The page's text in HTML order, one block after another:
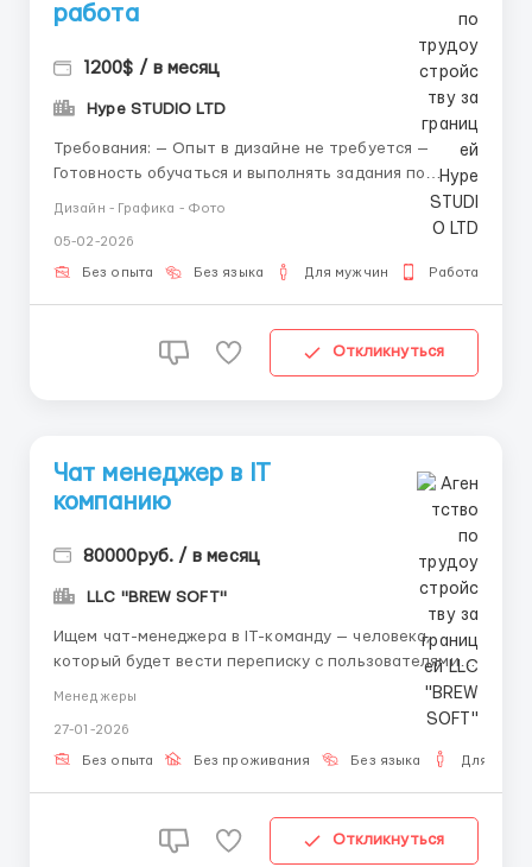
работа
1200$ / в месяц
Hype STUDIO LTD
Требования: — Опыт в дизайне не требуется —
Готовность обучаться и выполнять задания по
ноутбука — Ответственность и соблюдение сроков
Где работать? — Удалённо — Работа из любой
точки мира при наличии...
Дизайн - Графика - Фото
05-02-2026
Без опыта Без языка Для мужчин Работа с
Откликнуться
Чат менеджер в IT
компанию
80000руб. / в месяц
LLC "BREW SOFT"
Ищем чат-менеджера в IT-команду — человека,
который будет вести переписку с пользователями и
сообщениях: без стресса, всё по инструкциям На
этой должности вы получаете: ● Удалённую работу
(нужен ПК/ноутбук + стабильный интернет) ● Можно
Менеджеры
27-01-2026
Без опыта Без проживания Без языка Для
Откликнуться